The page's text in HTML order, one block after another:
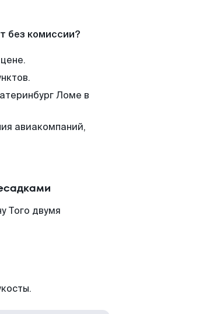
без комиссии?
Ломе в
авиакомпаний,
Того двумя